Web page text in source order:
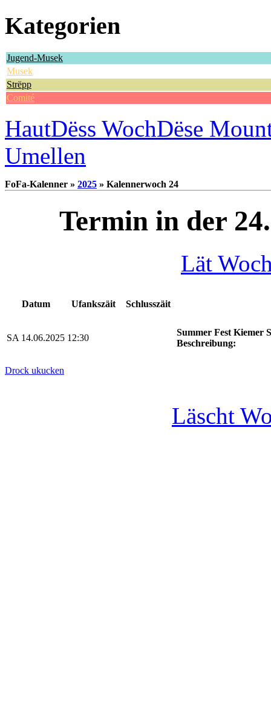
Kategorien
Jugend-Musek
Musek
Strëpp
Comité
HautDëss WochDëse
Umellen
FoFa-Kalenner » 2025 » Kalennerwoch 24
Termin in der
Lät
Datum Ufankszäit Schlusszäit
SA 14.06.2025 12:30
Summer Fest Kiemer
Beschreibung:
Drock ukucken
Läscht